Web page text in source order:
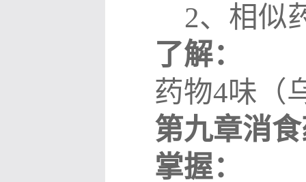
2、相似
了解：
药物4味（
第九章消
掌握：